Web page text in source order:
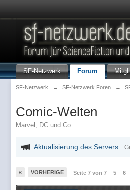
SF-Netzwerk Forum
SF-Netzwerk → SF-Netzwerk Foren →
Comic-Welten
Marvel, DC und Co.
Aktualisierung des Servers
« VORHERIGE Seite 7 von 7 5 6